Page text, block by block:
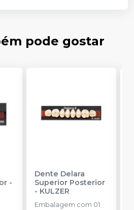
pode gostar
-
Dente Delara
Superior Posterior
- KULZER
Embalagem com 01